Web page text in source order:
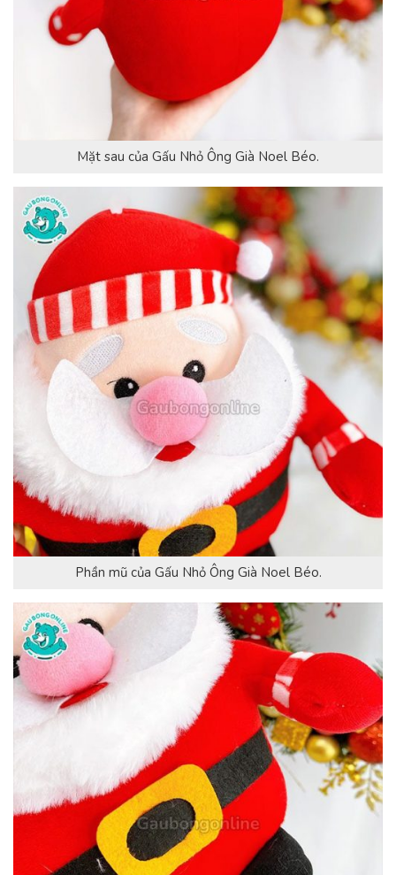
Mặt sau của Gấu Nhỏ Ông Già Noel Béo.
Phần mũ của Gấu Nhỏ Ông Già Noel Béo.